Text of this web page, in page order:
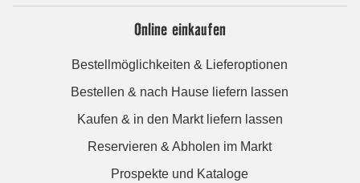
Online einkaufen
Bestellmöglichkeiten & Lieferoptionen
Bestellen & nach Hause liefern lassen
Kaufen & in den Markt liefern lassen
Reservieren & Abholen im Markt
Prospekte und Kataloge